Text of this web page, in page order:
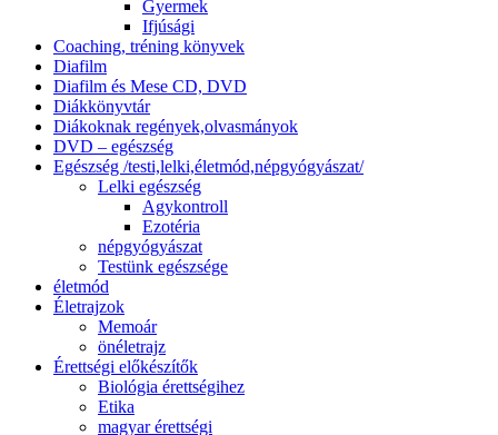
Gyermek
Ifjúsági
Coaching, tréning könyvek
Diafilm
Diafilm és Mese CD, DVD
Diákkönyvtár
Diákoknak regények,olvasmányok
DVD – egészség
Egészség /testi,lelki,életmód,népgyógyászat/
Lelki egészség
Agykontroll
Ezotéria
népgyógyászat
Testünk egészsége
életmód
Életrajzok
Memoár
önéletrajz
Érettségi előkészítők
Biológia érettségihez
Etika
magyar érettségi